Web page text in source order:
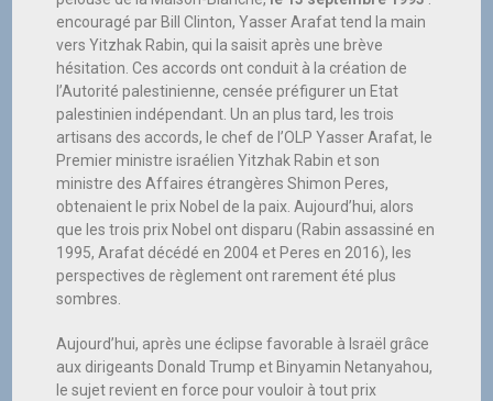
encouragé par Bill Clinton, Yasser Arafat tend la main
vers Yitzhak Rabin, qui la saisit après une brève
hésitation. Ces accords ont conduit à la création de
l’Autorité palestinienne, censée préfigurer un Etat
palestinien indépendant. Un an plus tard, les trois
artisans des accords, le chef de l’OLP Yasser Arafat, le
Premier ministre israélien Yitzhak Rabin et son
ministre des Affaires étrangères Shimon Peres,
obtenaient le prix Nobel de la paix. Aujourd’hui, alors
que les trois prix Nobel ont disparu (Rabin assassiné en
1995, Arafat décédé en 2004 et Peres en 2016), les
perspectives de règlement ont rarement été plus
sombres.
Aujourd’hui, après une éclipse favorable à Israël grâce
aux dirigeants Donald Trump et Binyamin Netanyahou,
le sujet revient en force pour vouloir à tout prix